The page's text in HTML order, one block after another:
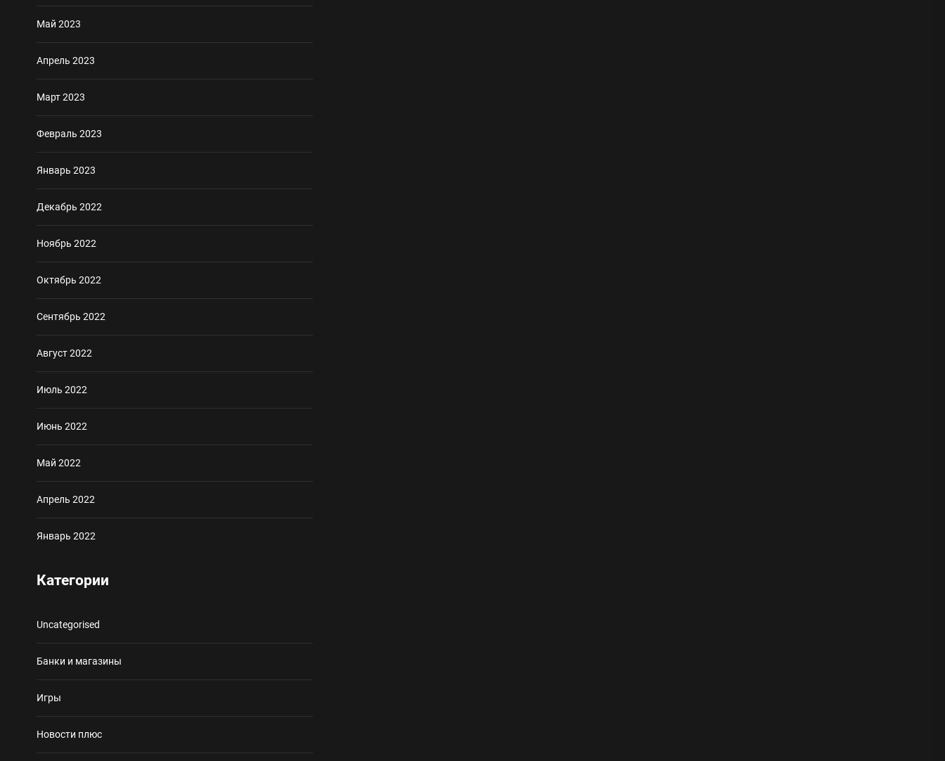
Май 2023
Апрель 2023
Март 2023
Февраль 2023
Январь 2023
Декабрь 2022
Ноябрь 2022
Октябрь 2022
Сентябрь 2022
Август 2022
Июль 2022
Июнь 2022
Май 2022
Апрель 2022
Январь 2022
Категории
Uncategorised
Банки и магазины
Игры
Новости плюс